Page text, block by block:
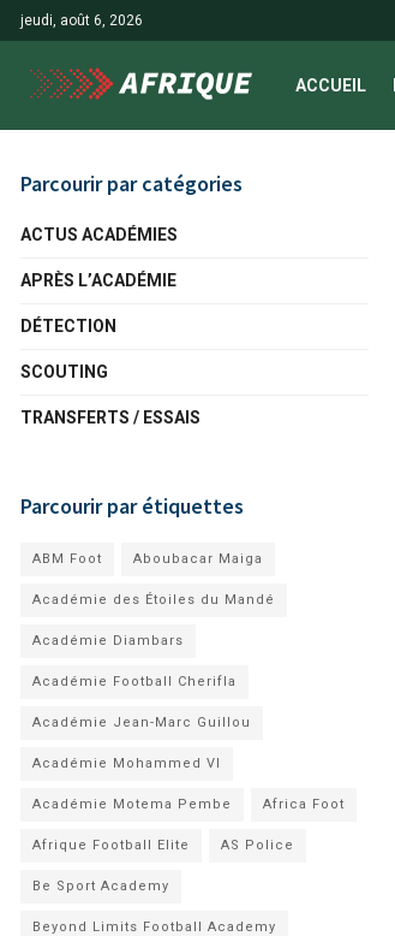
jeudi, août 6, 2026
ACCUEIL
Parcourir par catégories
ACTUS ACADÉMIES
APRÈS L’ACADÉMIE
DÉTECTION
SCOUTING
TRANSFERTS / ESSAIS
Parcourir par étiquettes
ABM Foot Aboubacar Maiga
Académie des Étoiles du Mandé
Académie Diambars
Académie Football Cherifla
Académie Jean-Marc Guillou
Académie Mohammed VI
Académie Motema Pembe Africa Foot
Afrique Football Elite AS Police
Be Sport Academy
Beyond Limits Football Academy